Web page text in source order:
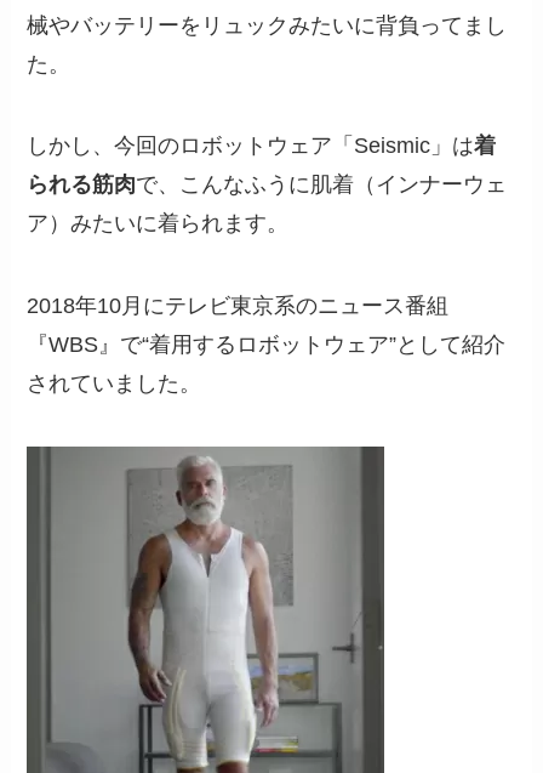
械やバッテリーをリュックみたいに背負ってまし
た。
しかし、今回のロボットウェア「Seismic」は着
られる筋肉で、こんなふうに肌着（インナーウェ
ア）みたいに着られます。
2018年10月にテレビ東京系のニュース番組
『WBS』で“着用するロボットウェア”として紹介
されていました。